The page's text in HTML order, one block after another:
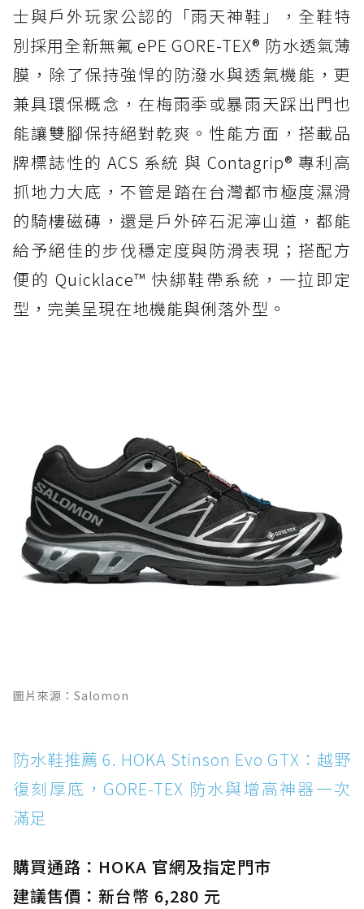
士與戶外玩家公認的「雨天神鞋」，全鞋特
別採用全新無氟 ePE GORE-TEX® 防水透氣薄
膜，除了保持強悍的防潑水與透氣機能，更
兼具環保概念，在梅雨季或暴雨天踩出門也
能讓雙腳保持絕對乾爽。性能方面，搭載品
牌標誌性的 ACS 系統 與 Contagrip® 專利高
抓地力大底，不管是踏在台灣都市極度濕滑
的騎樓磁磚，還是戶外碎石泥濘山道，都能
給予絕佳的步伐穩定度與防滑表現；搭配方
便的 Quicklace™ 快綁鞋帶系統，一拉即定
型，完美呈現在地機能與俐落外型。
圖片來源：Salomon
防水鞋推薦 6. HOKA Stinson Evo GTX：越野
復刻厚底，GORE-TEX 防水與增高神器一次
滿足
購買通路：HOKA 官網及指定門市
建議售價：新台幣 6,280 元